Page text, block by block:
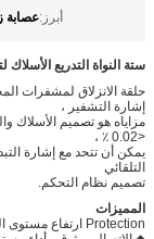
أبرز:عصابة
ستة النواة التدريع
حلقة الانزلاق لمشفرات
إشارة التشفير ،
مزاياه هو تصميم الأسلاك
<0.02 ٪ ،
يمكن أن تتحد مع إشارة
التلقائي
تصميم نظام التحكم.
المميزات
Protection ارتفاع مستوى الحماية